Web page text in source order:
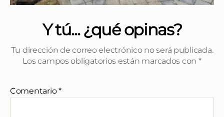
Y tú... ¿qué opinas?
Tu dirección de correo electrónico no será publicada.
Los campos obligatorios están marcados con *
Comentario*